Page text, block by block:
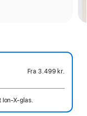
Fra 3.499 kr.
Ion-X-glas.